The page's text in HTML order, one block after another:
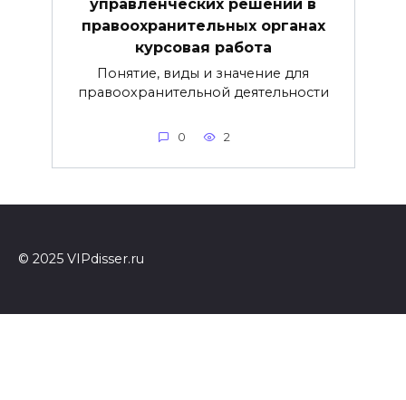
управленческих решений в
правоохранительных органах
курсовая работа
Понятие, виды и значение для
правоохранительной деятельности
0 2
© 2025 VIPdisser.ru